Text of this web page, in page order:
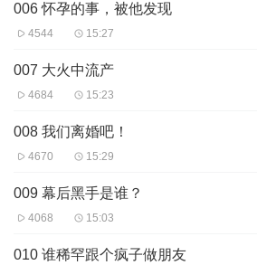
006 怀孕的事，被他发现
4544 15:27
007 大火中流产
4684 15:23
008 我们离婚吧！
4670 15:29
009 幕后黑手是谁？
4068 15:03
010 谁稀罕跟个疯子做朋友